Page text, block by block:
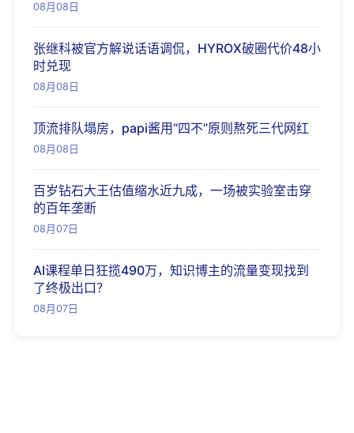
08月08日
张继科被官方解说话语调侃，HYROX破圈代价48小
时兑现
08月08日
顶流排队塌房，papi酱用“四不”原则熬死三代网红
08月08日
百岁钻石大王估值缩水近九成，一场被实验室击穿
的百年垄断
08月07日
AI课程单日狂揽490万，知识博主的流量变现找到
了终极出口？
08月07日